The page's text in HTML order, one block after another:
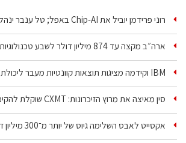
רוני פרידמן יוביל את Chip‑AI באפל; טל ענבר ינהל את…
ארה״ב מקצה עד 874 מיליון דולר לשבע טכנולוגיות שבבים…
IBM וקידמה מציגות תוצאות קוונטיות מעבר ליכולת…
סין מאיצה את מרוץ הזיכרונות: CXMT שוקלת להקים מפעל…
אקסייט לאבס השלימה גיוס של יותר מ־300 מיליון דולר…